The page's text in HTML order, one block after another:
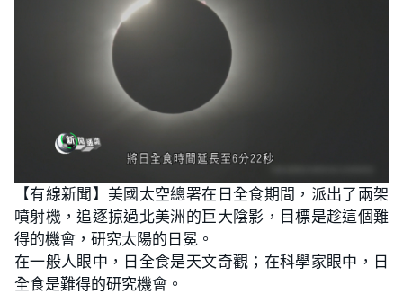
【有線新聞】美國太空總署在日全食期間，派出了兩架
噴射機，追逐掠過北美洲的巨大陰影，目標是趁這個難
得的機會，研究太陽的日冕。
在一般人眼中，日全食是天文奇觀；在科學家眼中，日
全食是難得的研究機會。